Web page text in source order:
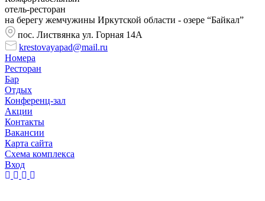
отель-ресторан
на берегу жемчужины Иркутской области - озере “Байкал”
пос. Листвянка ул. Горная 14А
krestovayapad@mail.ru
Номера
Ресторан
Бар
Отдых
Конференц-зал
Акции
Контакты
Вакансии
Карта сайта
Cхема комплекса
Вход